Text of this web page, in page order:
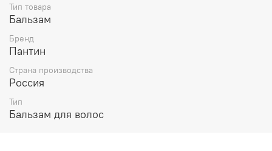
Тип товара
Бальзам
Бренд
Пантин
Страна производства
Россия
Тип
Бальзам для волос